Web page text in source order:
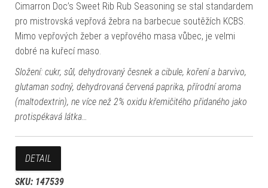
Cimarron Doc’s Sweet Rib Rub Seasoning se stal standardem
pro mistrovská vepřová žebra na barbecue soutěžích KCBS.
Mimo vepřových žeber a vepřového masa vůbec, je velmi
dobré na kuřecí maso.
Složení: cukr, sůl, dehydrovaný česnek a cibule, koření a barvivo,
glutaman sodný, dehydrovaná červená paprika, přírodní aroma
(maltodextrin), ne více než 2% oxidu křemičitého přidaného jako
protispékavá látka…
DETAIL
SKU: 147539